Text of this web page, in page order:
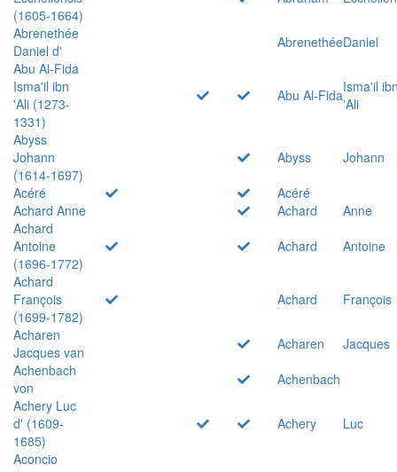
(1605-1664)
Abrenethée
Daniel d'
AbrenethéeDaniel
Abu Al-Fida
Isma'il ibn
'Ali (1273-
1331)
Abu Al-FidaIsma'il
'Ali
Abyss
Johann
(1614-1697)
Abyss
Johann
Acéré
Acéré
Achard Anne
Achard
Anne
Achard
Antoine
(1696-1772)
Achard
Antoine
Achard
François
(1699-1782)
Achard
François
Acharen
Jacques van
Acharen
Jacques
Achenbach
von
Achenbach
Achery Luc
d' (1609-
1685)
Achery
Luc
Aconcio